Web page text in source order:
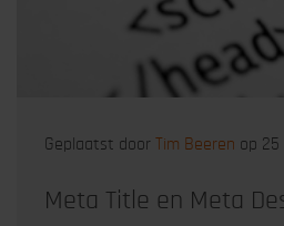
Geplaatst door Tim Beeren op 25
Meta Title en Meta